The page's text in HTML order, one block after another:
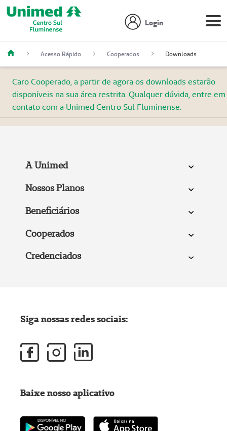
Login
Acesso Rápido Cooperados Downloads
Caro Cooperado, a partir de agora os downloads estarão
disponíveis na sua área restrita. Qualquer dúvida, entre em
contato com a Unimed Centro Sul Fluminense.
A Unimed
Nossos Planos
Beneficiários
Cooperados
Credenciados
Siga nossas redes sociais:
Baixe nosso aplicativo